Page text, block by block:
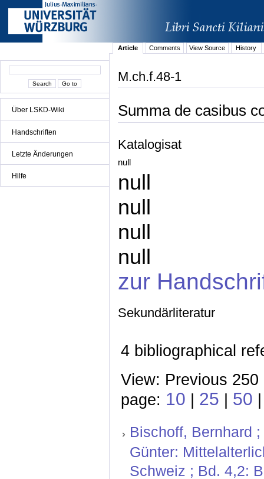
Über LSKD-Wiki
Handschriften
Letzte Änderungen
Hilfe
Article Comments View Source History
M.ch.f.48-1
Summa de casibus
Katalogisat
null
null
null
null
null
zur
Sekundärliteratur
4 bibliographical
View: Previous
page: 10 | 25 | 50
Bischoff, Bernhard
Günter:
Schweiz ; Bd. 4,2: